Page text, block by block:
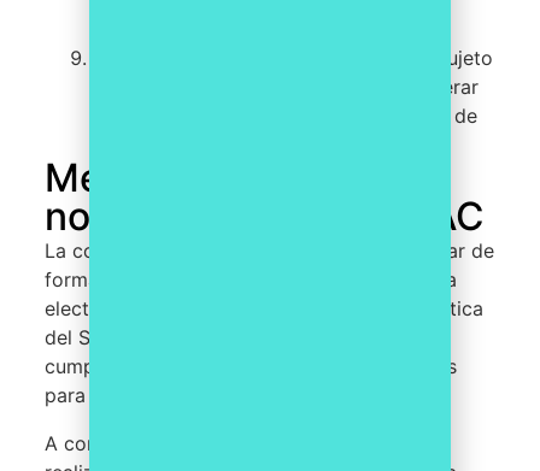
: El sujeto
obligado debe estar dispuesto a cooperar
con las autoridades en la investigación de
Medios para hacer la
notificación al SEPBLAC
La comunicación por indicio se puede realizar de
forma presencial, por correo postal o por vía
electrónica a través de la plataforma telemática
del SEPBLAC, La persona encargada del
cumplimiento normativo tiene diferentes vías
para notificar.
A continuación, detallamos los pasos para